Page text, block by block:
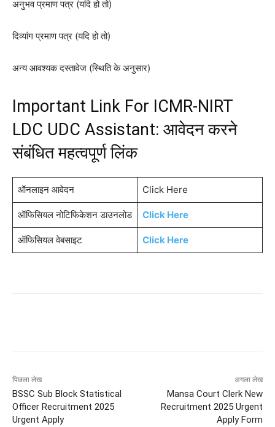
अनुभव प्रमाण पत्र (यदि हो तो)
दिव्यांग प्रमाण पत्र (यदि हो तो)
अन्य आवश्यक दस्तावेज (स्थिति के अनुसार)
Important Link For ICMR-NIRT
LDC UDC Assistant: आवेदन करने
संबंधित महत्वपूर्ण लिंक
ऑनलाइन आवेदन Click Here
ऑफिसियल नोटिफिकेशन डाउनलोड Click Here
ऑफिसियल वेबसाइट Click Here
पिछला लेख
BSSC Sub Block Statistical
Officer Recruitment 2025
Urgent Apply
अगला लेख
Mansa Court Clerk New
Recruitment 2025 Urgent
Apply Form